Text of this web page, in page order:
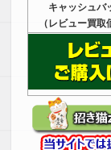
キャッシュバ
（レビュー買取